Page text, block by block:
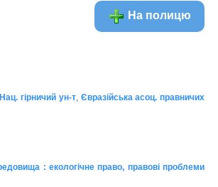
На полицю
Нац. гірничий ун-т, Євразійська асоц. правничих
: екологічне право, правові проблеми